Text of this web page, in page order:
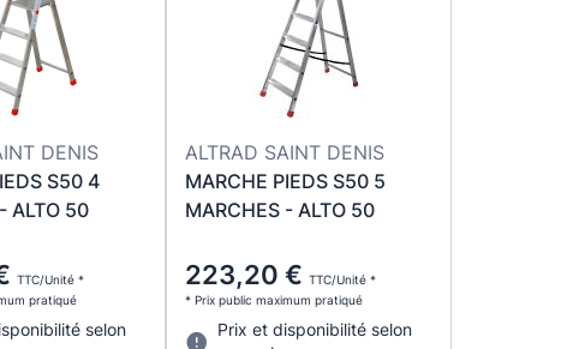
DENIS
S50 4
ALTO 50
TTC/Unité *
pratiqué
selon
ALTRAD SAINT DENIS
MARCHE PIEDS S50 5
MARCHES - ALTO 50
223,20 € TTC/Unité *
* Prix public maximum pratiqué
Prix et disponibilité selon